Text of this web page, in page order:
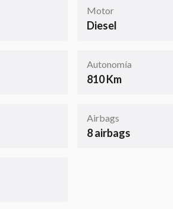
Motor
Diesel
Autonomía
810 Km
Airbags
8 airbags